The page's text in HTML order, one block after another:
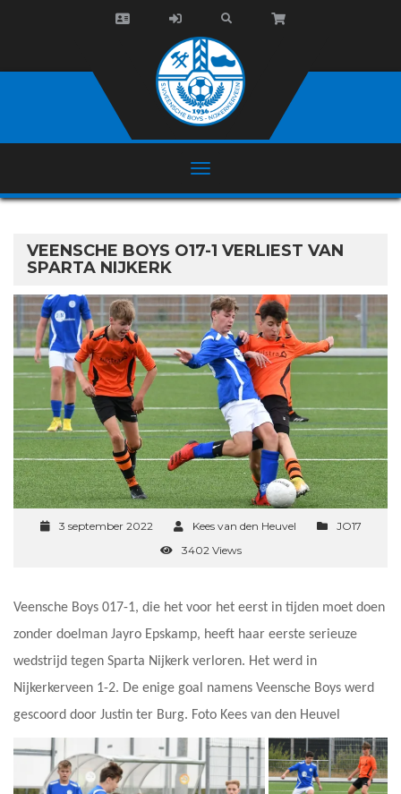
VEENSCHE BOYS O17-1 VERLIEST VAN
SPARTA NIJKERK
3 september 2022 Kees van den Heuvel
JO17
3402 Views
Veensche Boys 017-1, die het voor het eerst in tijden moet doen
zonder doelman Jayro Epskamp, heeft haar eerste serieuze
wedstrijd tegen Sparta Nijkerk verloren. Het werd in
Nijkerkerveen 1-2. De enige goal namens Veensche Boys werd
gescoord door Justin ter Burg. Foto Kees van den Heuvel